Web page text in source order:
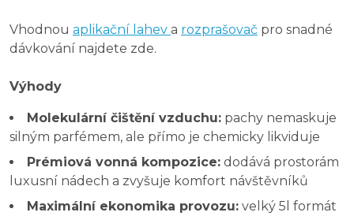
Vhodnou aplikační lahev a rozprašovač pro snadné
dávkování najdete zde.
Výhody
Molekulární čištění vzduchu: pachy nemaskuje
silným parfémem, ale přímo je chemicky likviduje
Prémiová vonná kompozice: dodává prostorám
luxusní nádech a zvyšuje komfort návštěvníků
Maximální ekonomika provozu: velký 5l formát